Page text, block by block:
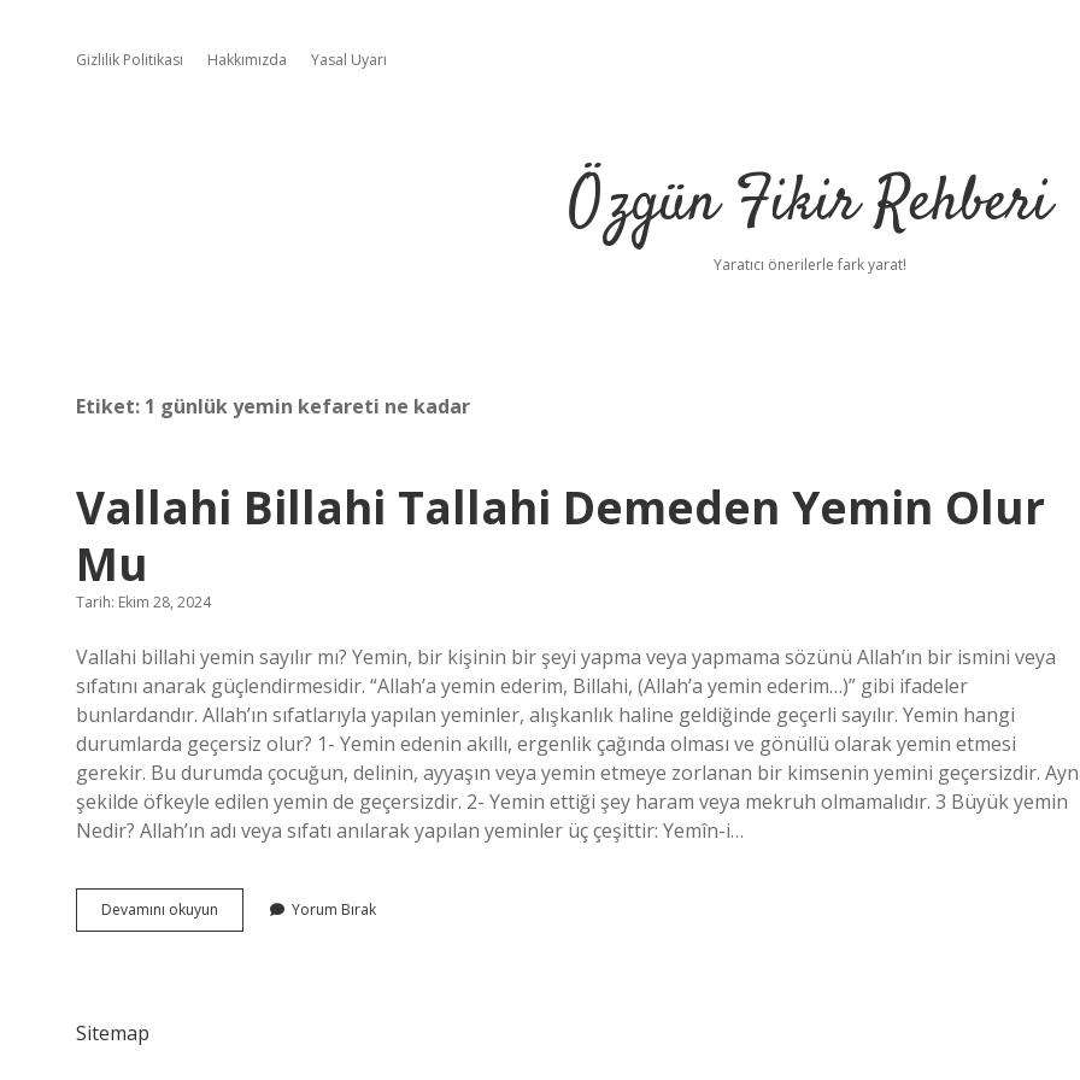
Gizlilik Politikası Hakkımızda Yasal Uyarı
Özgün Fikir Rehberi
Yaratıcı önerilerle fark yarat!
Etiket: 1 günlük yemin kefareti ne kadar
Vallahi Billahi Tallahi Demeden Yemin Olur
Mu
Tarih: Ekim 28, 2024
Vallahi billahi yemin sayılır mı? Yemin, bir kişinin bir şeyi yapma veya yapmama sözünü Allah’ın bir ismini veya
sıfatını anarak güçlendirmesidir. “Allah’a yemin ederim, Billahi, (Allah’a yemin ederim…)” gibi ifadeler
bunlardandır. Allah’ın sıfatlarıyla yapılan yeminler, alışkanlık haline geldiğinde geçerli sayılır. Yemin hangi
durumlarda geçersiz olur? 1- Yemin edenin akıllı, ergenlik çağında olması ve gönüllü olarak yemin etmesi
gerekir. Bu durumda çocuğun, delinin, ayyaşın veya yemin etmeye zorlanan bir kimsenin yemini geçersizdir.
şekilde öfkeyle edilen yemin de geçersizdir. 2- Yemin ettiği şey haram veya mekruh olmamalıdır. 3 Büyük yemin
Nedir? Allah’ın adı veya sıfatı anılarak yapılan yeminler üç çeşittir: Yemîn-i…
Devamını okuyun
Billahi
Yorum Bırak
Sitemap